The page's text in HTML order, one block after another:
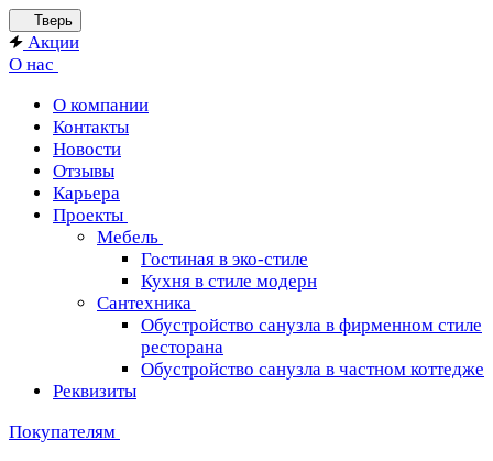
Тверь
Акции
О нас
О компании
Контакты
Новости
Отзывы
Карьера
Проекты
Мебель
Гостиная в эко-стиле
Кухня в стиле модерн
Сантехника
Обустройство санузла в фирменном стиле
ресторана
Обустройство санузла в частном коттедже
Реквизиты
Покупателям